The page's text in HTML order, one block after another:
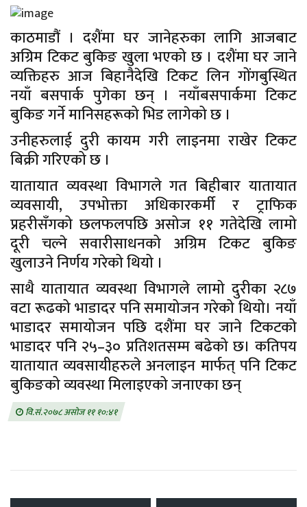
काठमाडौं । दशैंमा घर जानेहरुका लागि आजबाट
अग्रिम टिकट बुकिङ खुला भएको छ । दशैंमा घर जाने
व्यक्तिहरु आज बिहानैदेखि टिकट लिन गोंगबुस्थित
नयाँ बसपार्क पुगेका छन् । नयाँबसपार्कमा टिकट
बुकिङ गर्ने मानिसहरूको भिड लागेको छ ।
उनीहरुलाई दुरी कायम गरी लाइनमा राखेर टिकट
बिक्री गरिएको छ ।
यातायात व्यवस्था विभागले गत बिहीबार यातायात
व्यवसायी, उपभोक्ता अधिकारकर्मी र ट्राफिक
प्रहरीसँगको छलफलपछि असोज ११ गतेदेखि लामो
दूरी चल्ने सवारीसाधनको अग्रिम टिकट बुकिङ
खुलाउने निर्णय गरेको थियो ।
साथै यातायात व्यवस्था विभागले लामो दुरीका २८७
वटा रूढको भाडादर पनि समायोजन गरेको थियो। नयाँ
भाडादर समायोजन पछि दशैंमा घर जाने टिकटको
भाडादर पनि २५–३० प्रतिशतसम्म बढेको छ। कतिपय
यातायात व्यवसायीहरुले अनलाइन मार्फत् पनि टिकट
बुकिङको व्यवस्था मिलाइएको जनाएका छन्
वि.सं.२०७८ असोज ११ १०:४१